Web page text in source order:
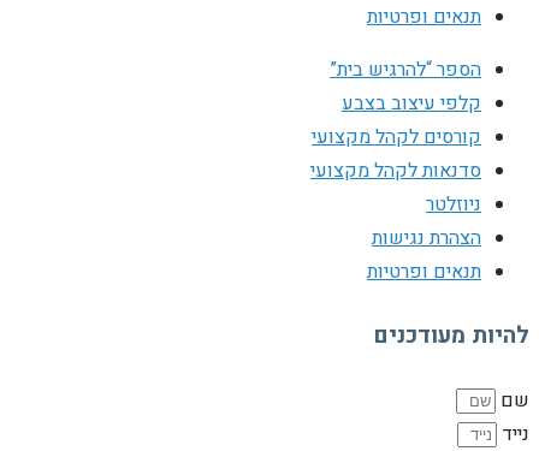
תנאים ופרטיות
הספר “להרגיש בית”
קלפי עיצוב בצבע
קורסים לקהל מקצועי
סדנאות לקהל מקצועי
ניוזלטר
הצהרת נגישות
תנאים ופרטיות
להיות מעודכנים
שם
נייד